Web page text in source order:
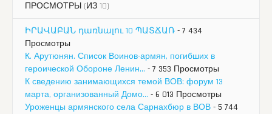
ПРОСМОТРЫ (ИЗ 10)
ԻՐԱՎԱԲԱՆ դառնալու 10 ՊԱՏՃԱՌ - 7 434
Просмотры
К. Арутюнян. Список Воинов-армян, погибших в
героической Обороне Ленин... - 7 353 Просмотры
К сведению занимающихся темой ВОВ: форум 13
марта, организованный Домо... - 6 013 Просмотры
Уроженцы армянского села Сарнахбюр в ВОВ - 5 744